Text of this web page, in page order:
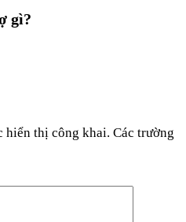
gì?
hiển thị công khai. Các trường